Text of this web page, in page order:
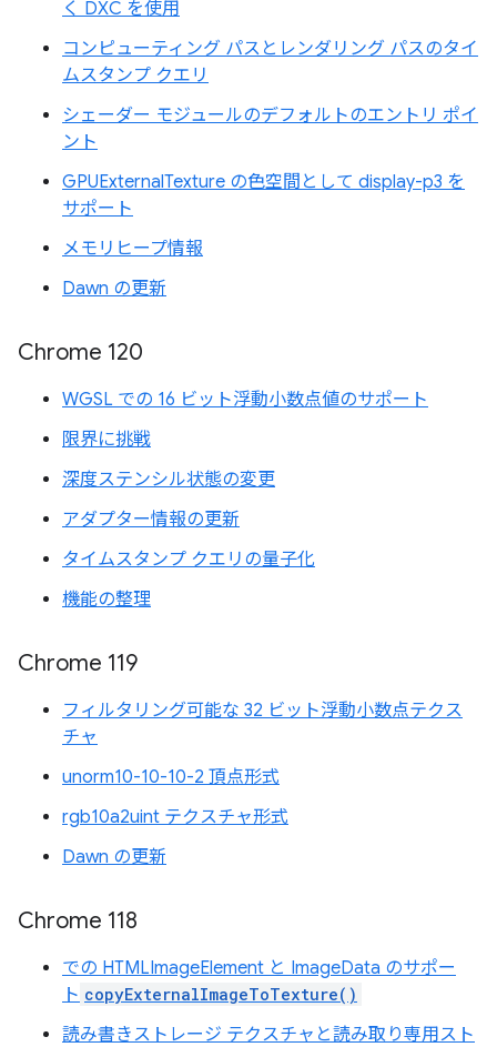
く DXC を使用
コンピューティング パスとレンダリング パスのタイ
ムスタンプ クエリ
シェーダー モジュールのデフォルトのエントリ ポイ
ント
GPUExternalTexture の色空間として display-p3 を
サポート
メモリヒープ情報
Dawn の更新
Chrome 120
WGSL での 16 ビット浮動小数点値のサポート
限界に挑戦
深度ステンシル状態の変更
アダプター情報の更新
タイムスタンプ クエリの量子化
機能の整理
Chrome 119
フィルタリング可能な 32 ビット浮動小数点テクス
チャ
unorm10-10-10-2 頂点形式
rgb10a2uint テクスチャ形式
Dawn の更新
Chrome 118
での HTMLImageElement と ImageData のサポー
ト copyExternalImageToTexture()
読み書きストレージ テクスチャと読み取り専用スト